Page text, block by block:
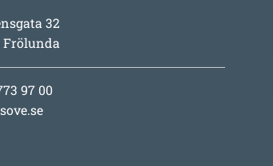
32
Frölunda
97 00